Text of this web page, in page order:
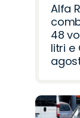
Alfa
48
litri e